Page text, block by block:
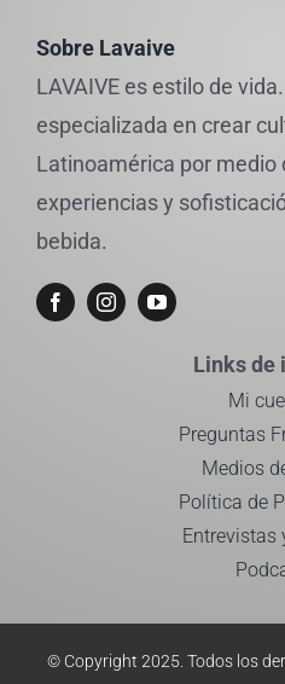
Sobre Lavaive
LAVAIVE es estilo de
especializada en crear
Latinoamérica por medio
experiencias y
bebida.
Links de
Mi
Preguntas
Medios
Política de
Entrevistas
© Copyright 2025. Todos los